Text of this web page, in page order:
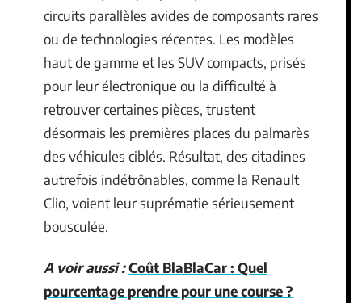
circuits parallèles avides de composants rares
ou de technologies récentes. Les modèles
haut de gamme et les SUV compacts, prisés
pour leur électronique ou la difficulté à
retrouver certaines pièces, trustent
désormais les premières places du palmarès
des véhicules ciblés. Résultat, des citadines
autrefois indétrônables, comme la Renault
Clio, voient leur suprématie sérieusement
bousculée.
A voir aussi :Coût BlaBlaCar : Quel
pourcentage prendre pour une course ?